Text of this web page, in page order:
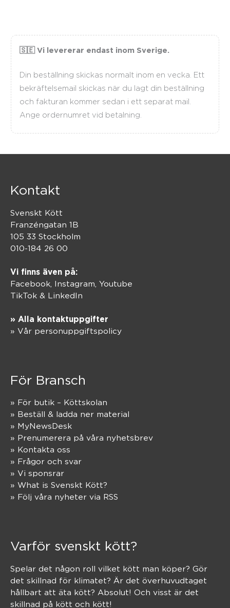
🇸🇪 Vi levererar endast inom Sverige.
Din beställning skickas normalt inom en vecka. Ett
bekräftelsemail skickas när du lagt din beställning
och fakturan kommer sedan i ett separat mail.
Ange ordernumret vid betalning.
Kontakt
Svenskt Kött
Franzéngatan 1B
105 33 Stockholm
010-184 26 00
Vi finns även på:
Facebook, Instagram Youtube
TikTok & LinkedIn
» Alla kontaktuppgifter
» Vår personuppgiftspolicy
För Bransch
» För butik – Köttskolan
» Beställ & ladda ner material
» MyNewsDesk
» Prenumerera på våra nyhetsbrev
» Kontakta oss
» Frågor och svar
» Vi sponsrar
» What is Svenskt Kött?
» Följ våra nyheter via RSS
Varför svenskt kött?
Spelar det någon roll vilket kött man köper? Gör
det skillnad för klimatet? Är det överhuvudtaget
hållbart att äta kött? Absolut! Och visst är det
skillnad på kött och kött!